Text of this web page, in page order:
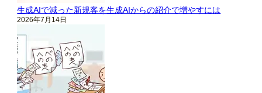
生成AIで減った新規客を生成AIからの紹介で増やすには
2026年7月14日